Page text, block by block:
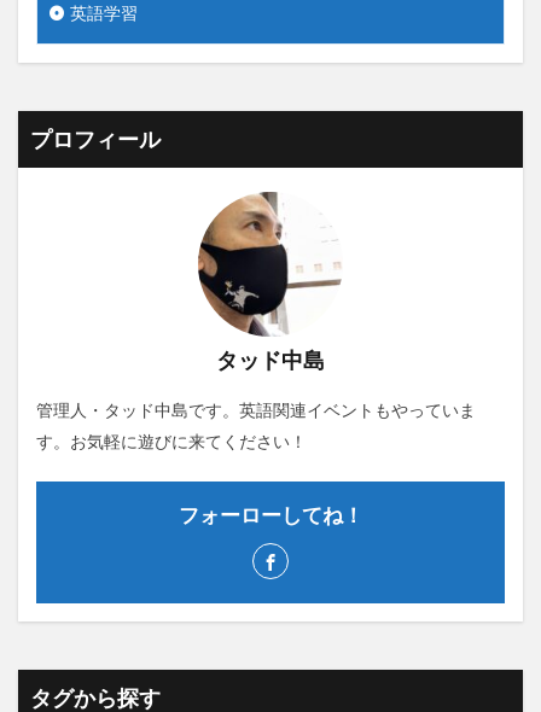
英語学習
プロフィール
タッド中島
管理人・タッド中島です。英語関連イベントもやっていま
す。お気軽に遊びに来てください！
フォーローしてね！
タグから探す